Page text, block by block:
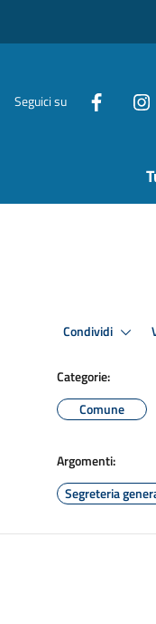
Seguici su
Condividi
Categorie:
Comune
Argomenti:
Segreteria